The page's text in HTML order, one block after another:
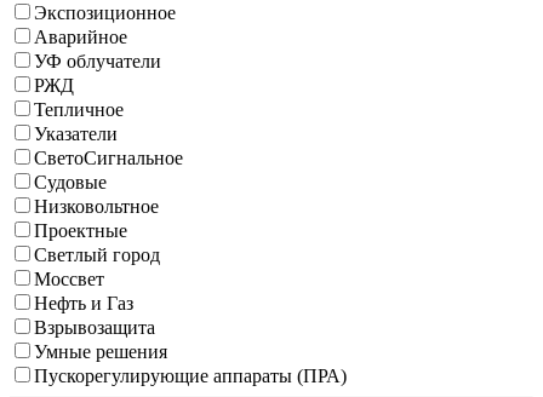
Экспозиционное
Аварийное
УФ облучатели
РЖД
Тепличное
Указатели
СветоСигнальное
Судовые
Низковольтное
Проектные
Светлый город
Моссвет
Нефть и Газ
Взрывозащита
Умные решения
Пускорегулирующие аппараты (ПРА)